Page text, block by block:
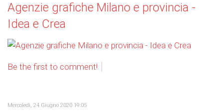
Agenzie grafiche Milano e provincia -
Idea e Crea
Be the first to comment!
Mercoledì, 24 Giugno 2020 19:05